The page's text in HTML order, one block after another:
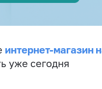
интернет-магазин
уже сегодня